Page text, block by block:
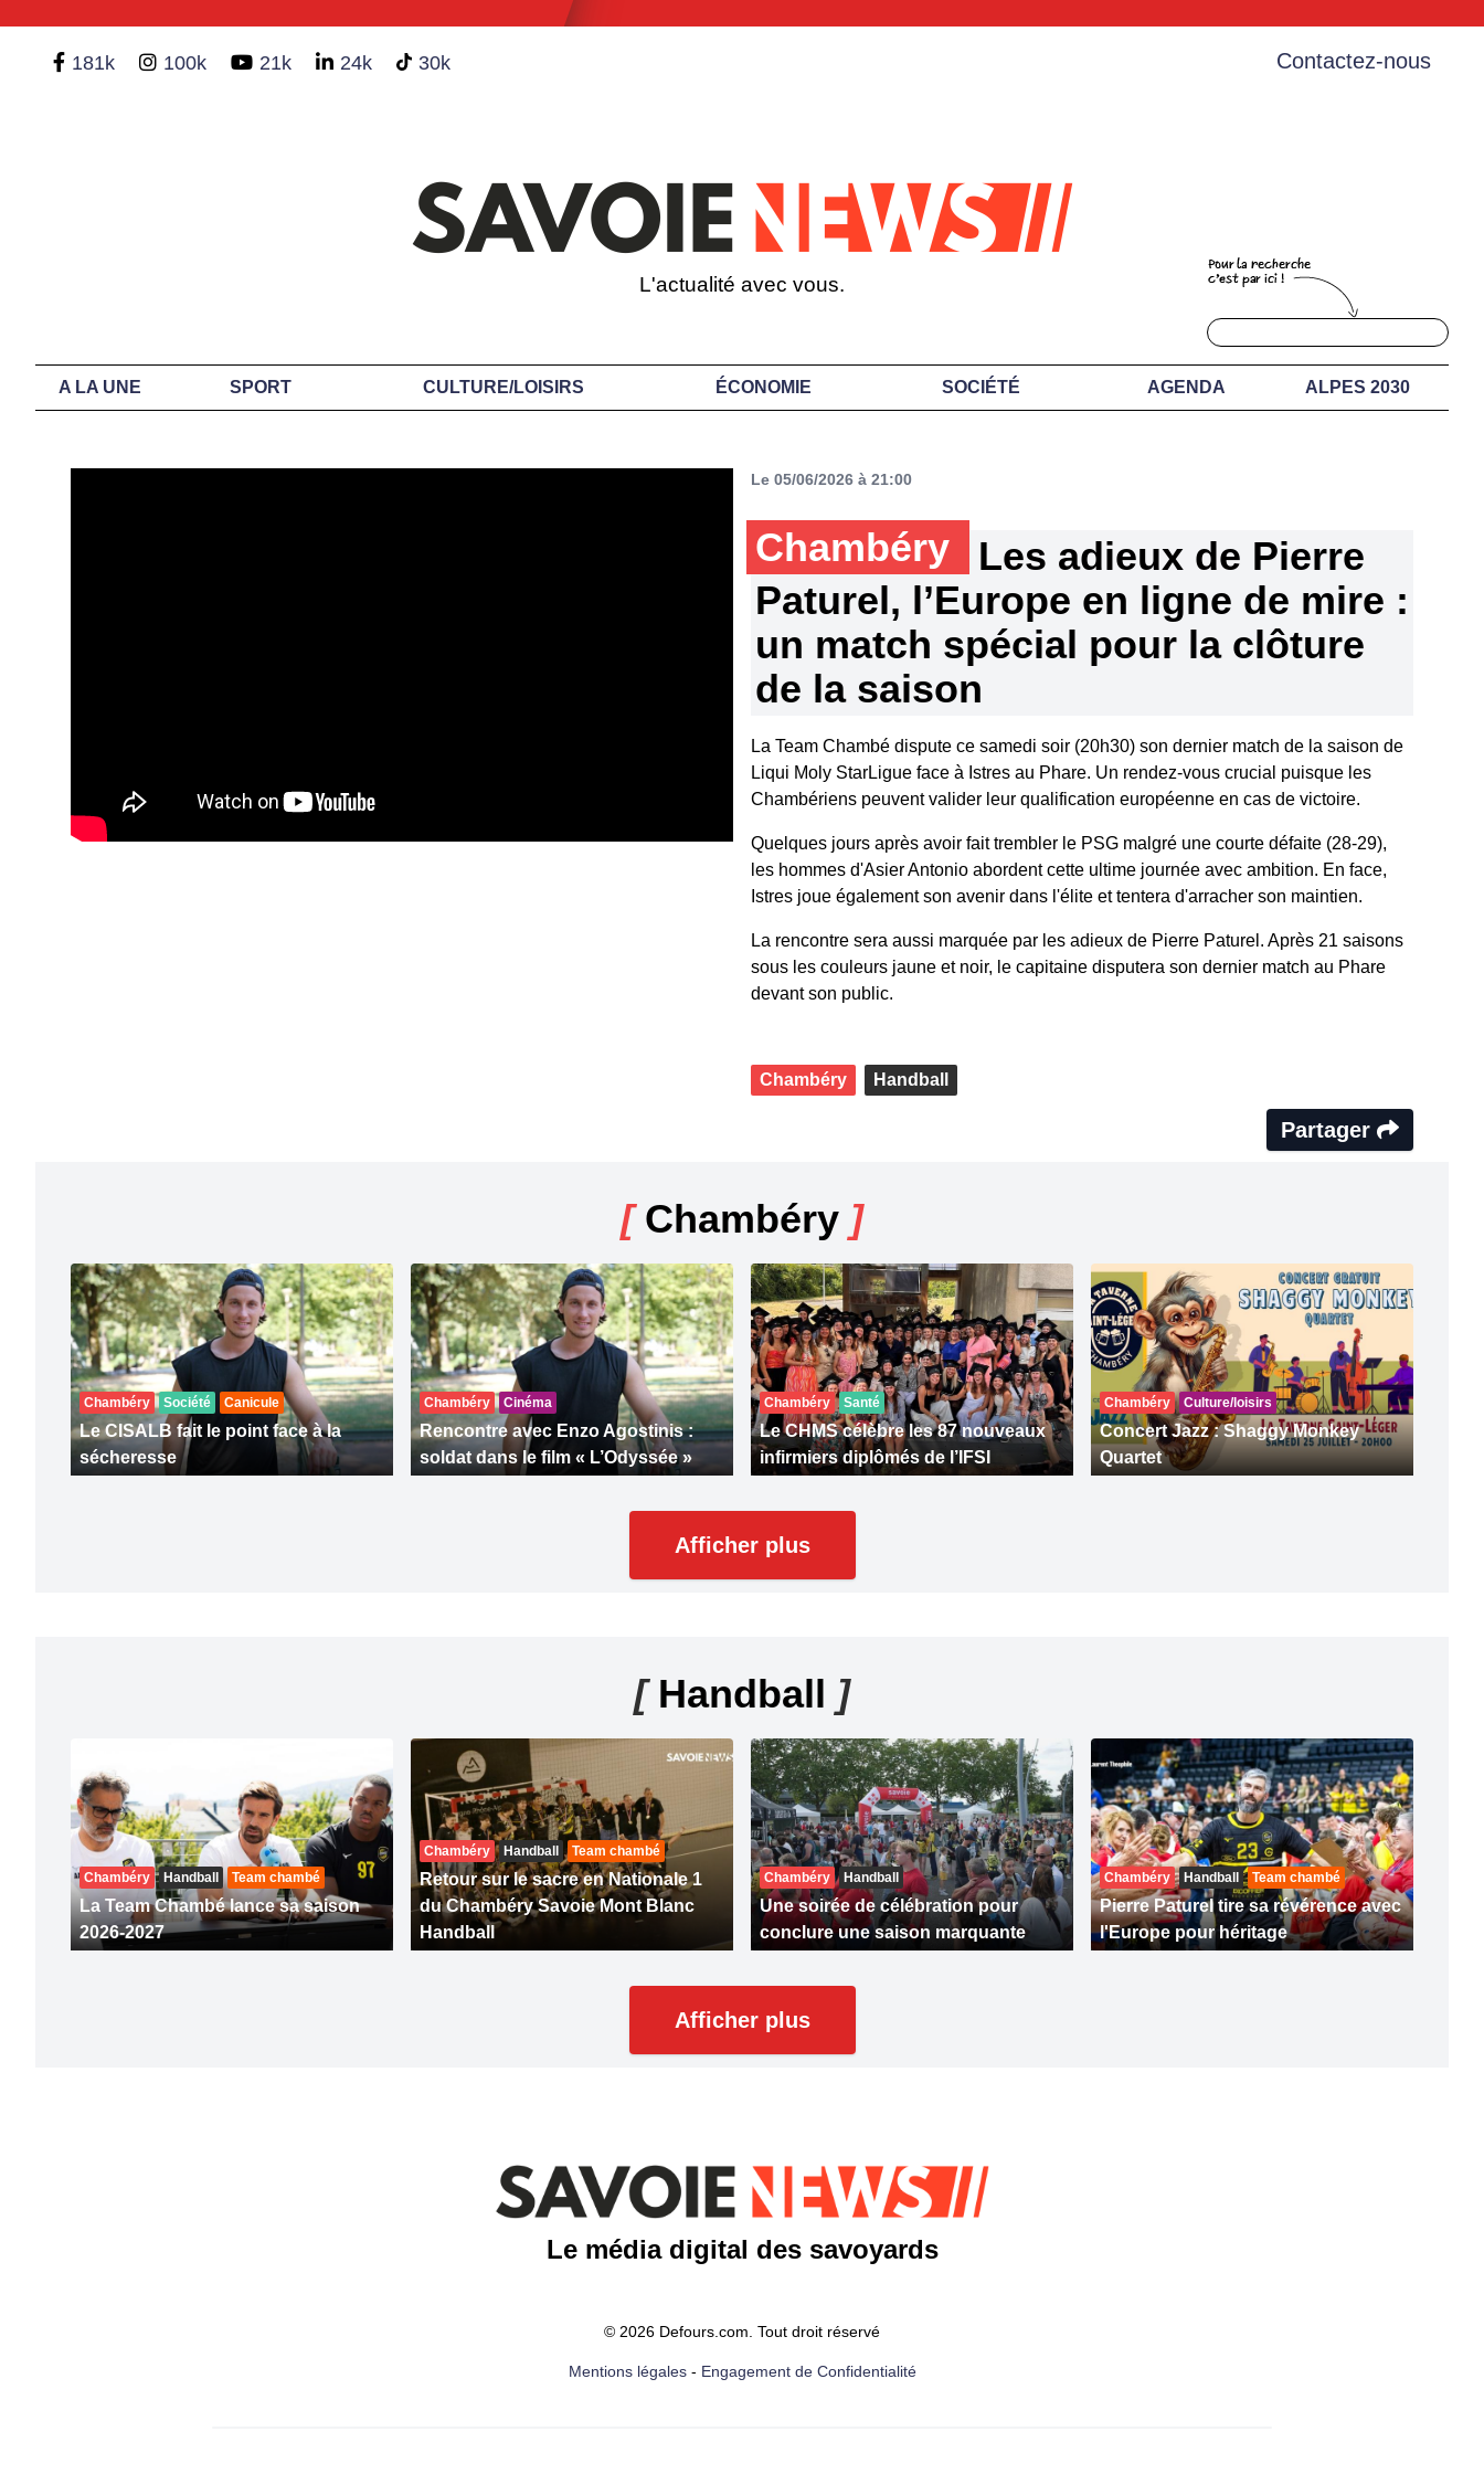
181k 100k 21k 24k 30k Contactez-nous
L'actualité avec vous.
A LA UNE SPORT CULTURE/LOISIRS ÉCONOMIE SOCIÉTÉ AGENDA ALPES 2030
Le 05/06/2026 à 21:00
Chambéry
Les adieux de Pierre
Paturel, l’Europe en ligne de mire :
un match spécial pour la clôture
de la saison
La Team Chambé dispute ce samedi soir (20h30) son dernier match de la saison de
Liqui Moly StarLigue face à Istres au Phare. Un rendez-vous crucial puisque les
Chambériens peuvent valider leur qualification européenne en cas de victoire.
Quelques jours après avoir fait trembler le PSG malgré une courte défaite (28-29),
les hommes d'Asier Antonio abordent cette ultime journée avec ambition. En face,
Istres joue également son avenir dans l'élite et tentera d'arracher son maintien.
La rencontre sera aussi marquée par les adieux de Pierre Paturel. Après 21 saisons
sous les couleurs jaune et noir, le capitaine disputera son dernier match au Phare
devant son public.
Chambéry Handball
Partager
[Chambéry ]
Chambéry Société Canicule
Le CISALB fait le point face à la
sécheresse
Chambéry Cinéma
Rencontre avec Enzo Agostinis :
soldat dans le film « L’Odyssée »
Chambéry Santé
Le CHMS célèbre les 87 nouveaux
infirmiers diplômés de l’IFSI
Chambéry Culture/loisirs
Concert Jazz : Shaggy Monkey
Quartet
Afficher plus
[Handball ]
Chambéry Handball Team chambé
La Team Chambé lance sa saison
2026-2027
Chambéry Handball Team chambé
Retour sur le sacre en Nationale 1
du Chambéry Savoie Mont Blanc
Handball
Chambéry Handball
Une soirée de célébration pour
conclure une saison marquante
Chambéry Handball Team chambé
Pierre Paturel tire sa révérence avec
l'Europe pour héritage
Afficher plus
Le média digital des savoyards
© 2026 Defours.com. Tout droit réservé
Mentions légales- Engagement de Confidentialité